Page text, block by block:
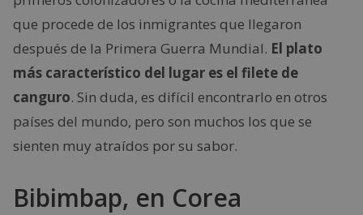
que procede de los inmigrantes que llegaron
después de la Primera Guerra Mundial. El plato
más característico del lugar es el filete de
canguro. Sin duda, es difícil encontrarlo en otros
países del mundo, pero son muchos los que se
sienten muy atraídos por su sabor.
Bibimbap, en Corea